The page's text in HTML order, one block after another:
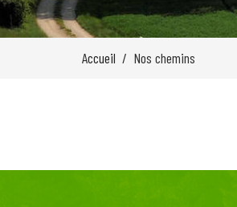
Accueil Nos chemins